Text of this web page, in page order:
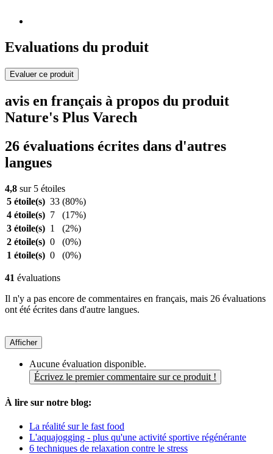
Evaluations du produit
Evaluer ce produit
avis en français à propos du produit
Nature's Plus Varech
26 évaluations écrites dans d'autres
langues
4,8 sur 5 étoiles
5 étoile(s) 33 (80%)
4 étoile(s) 7
(17%)
3 étoile(s) 1
(2%)
2 étoile(s) 0
(0%)
1 étoile(s) 0 (0%)
41 évaluations
Il n'y a pas encore de commentaires en français, mais 26 évaluations
ont été écrites dans d'autre langues.
Afficher
Aucune évaluation disponible.
Écrivez le premier commentaire sur ce produit !
À lire sur notre blog:
La réalité sur le fast food
L'aquajogging - plus qu'une activité sportive régénérante
6 techniques de relaxation contre le stress